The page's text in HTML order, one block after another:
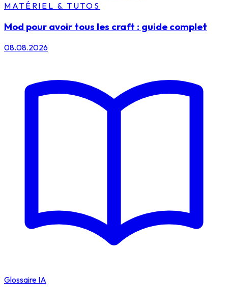
MATÉRIEL & TUTOS
Mod pour avoir tous les craft : guide complet
08.08.2026
Glossaire IA